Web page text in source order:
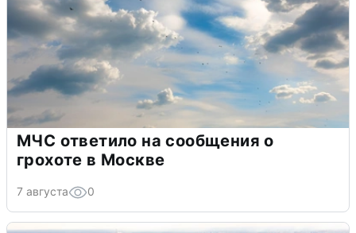
МЧС ответило на сообщения о
грохоте в Москве
7 августа 0